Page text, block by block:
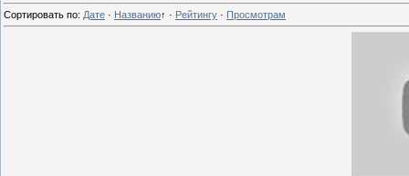
Сортировать по: Дате · Названию↑ · Рейтингу · Просмотрам